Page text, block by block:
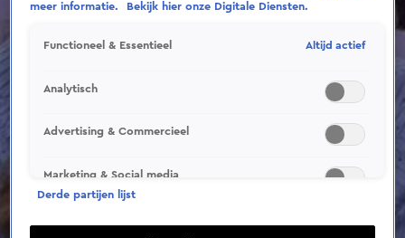
meer informatie.
Bekijk hier onze Digitale Diensten.
Functioneel & Essentieel Altijd actief
Analytisch
Advertising & Commercieel
Marketing & Social media
Derde partijen lijst